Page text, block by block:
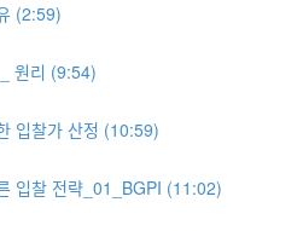
(2:59)
_ 원리 (9:54)
입찰가 산정 (10:59)
입찰 전략_01_BGPI (11:02)